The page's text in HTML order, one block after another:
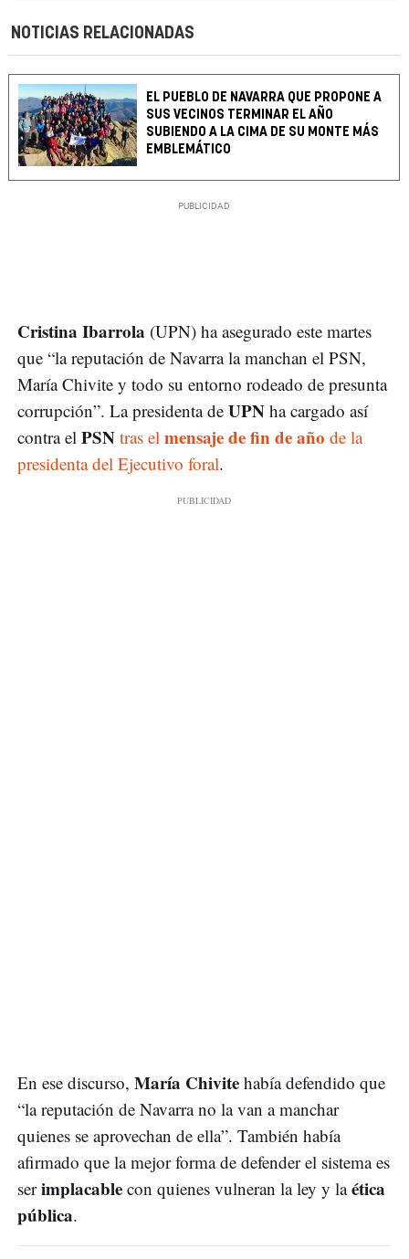
NOTICIAS RELACIONADAS
EL PUEBLO DE NAVARRA QUE PROPONE A
SUS VECINOS TERMINAR EL AÑO
SUBIENDO A LA CIMA DE SU MONTE MÁS
EMBLEMÁTICO
Cristina Ibarrola (UPN) ha asegurado este martes
que “la reputación de Navarra la manchan el PSN,
María Chivite y todo su entorno rodeado de presunta
corrupción”. La presidenta de UPN ha cargado así
contra el PSN tras el mensaje de fin de año de la
presidenta del Ejecutivo foral.
En ese discurso, María Chivite había defendido que
“la reputación de Navarra no la van a manchar
quienes se aprovechan de ella”. También había
afirmado que la mejor forma de defender el sistema es
serimplacable con quienes vulneran la ley y laética
pública.